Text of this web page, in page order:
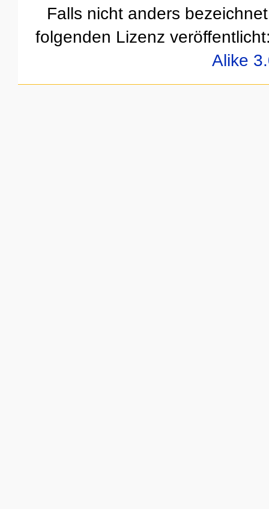
Falls nicht anders
folgenden Lizenz
Alike